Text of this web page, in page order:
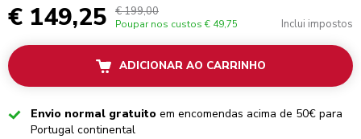
€ 149,25 € 199,00
Poupar nos custos € 49,75 Inclui impostos
ADICIONAR AO CARRINHO
CheckedEnvio normal gratuito em encomendas acima de 50€ para
Portugal continental